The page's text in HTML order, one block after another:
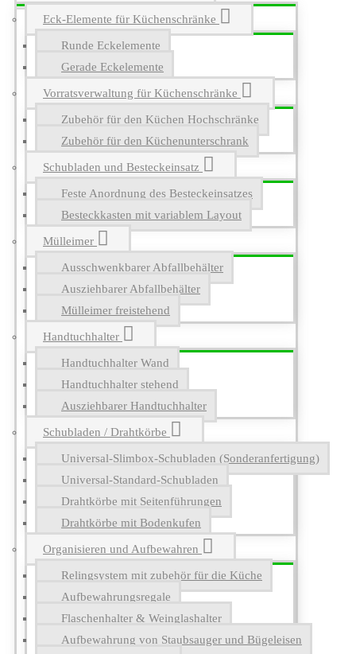
Eck-Elemente für Küchenschränke
Runde Eckelemente
Gerade Eckelemente
Vorratsverwaltung für Küchenschränke
Zubehör für den Küchen Hochschränke
Zubehör für den Küchenunterschrank
Schubladen und Besteckeinsatz
Feste Anordnung des Besteckeinsatzes
Besteckkasten mit variablem Layout
Mülleimer
Ausschwenkbarer Abfallbehälter
Ausziehbarer Abfallbehälter
Mülleimer freistehend
Handtuchhalter
Handtuchhalter Wand
Handtuchhalter stehend
Ausziehbarer Handtuchhalter
Schubladen / Drahtkörbe
Universal-Slimbox-Schubladen (Sonderanfertigung)
Universal-Standard-Schubladen
Drahtkörbe mit Seitenführungen
Drahtkörbe mit Bodenkufen
Organisieren und Aufbewahren
Relingsystem mit zubehör für die Küche
Aufbewahrungsregale
Flaschenhalter & Weinglashalter
Aufbewahrung von Staubsauger und Bügeleisen